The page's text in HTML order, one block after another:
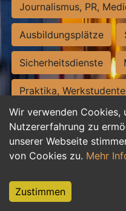
Wir verwenden Cookies,
Nutzererfahrung zu
unserer Webseite
von Cookies zu. Mehr
Zustimmen
Journalismus, PR,
Ausbildungsplätze
Sicherheitsdienste
Praktika,
Personalwesen
Hilfskräfte, Aushilfs-
Weiterbildung,